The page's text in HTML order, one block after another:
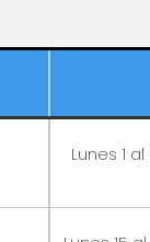
Lunes 1